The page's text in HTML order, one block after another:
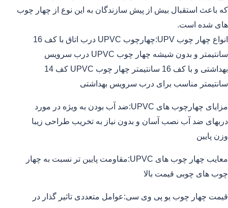
که باعث استقبال بیش از پیش سازندگان به این نوع از چهار چوب
های شده است.
انواع چهار چوب UPV:چهارچوب UPVC درب اتاق با کف 16
سانتیمتر و بدون شیشه چهار چوب UPVC درب سرویس
بهداشتی و با کف 16 سانتیمتر چهار چوب UPVC کف 14
سانتیمتر مناسب برای درب سرویس بهداشتی
مزایای چهارچوب های UPVC:ضد آب بودن به ویژه در مورد
دربهای ضد آب نصب آسان و بدون نیاز به تخریب طراحی زیبا
وزن پایین
معایب چهار چوب های UPVC:مقاومت پایین تر نسبت به چهار
چوب های چوبی قیمت بالا
قیمت چهار چوب یو پی وی سی:عوامل متعددی تاثیر گذار در